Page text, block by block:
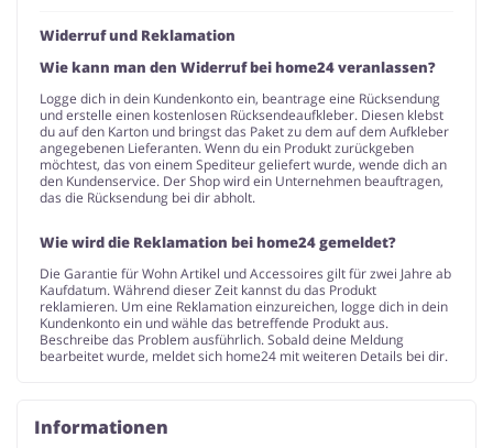
Widerruf und Reklamation
Wie kann man den Widerruf bei home24 veranlassen?
Logge dich in dein Kundenkonto ein, beantrage eine Rücksendung
und erstelle einen kostenlosen Rücksendeaufkleber. Diesen klebst
du auf den Karton und bringst das Paket zu dem auf dem Aufkleber
angegebenen Lieferanten. Wenn du ein Produkt zurückgeben
möchtest, das von einem Spediteur geliefert wurde, wende dich an
den Kundenservice. Der Shop wird ein Unternehmen beauftragen,
das die Rücksendung bei dir abholt.
Wie wird die Reklamation bei home24 gemeldet?
Die Garantie für Wohn Artikel und Accessoires gilt für zwei Jahre ab
Kaufdatum. Während dieser Zeit kannst du das Produkt
reklamieren. Um eine Reklamation einzureichen, logge dich in dein
Kundenkonto ein und wähle das betreffende Produkt aus.
Beschreibe das Problem ausführlich. Sobald deine Meldung
bearbeitet wurde, meldet sich home24 mit weiteren Details bei dir.
Informationen